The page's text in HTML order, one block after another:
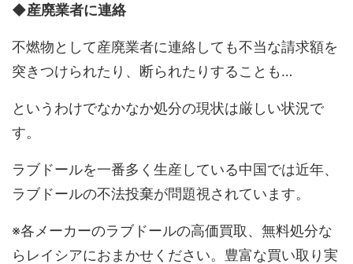
◆産廃業者に連絡
不燃物として産廃業者に連絡しても不当な請求額を
突きつけられたり、断られたりすることも…
というわけでなかなか処分の現状は厳しい状況で
す。
ラブドールを一番多く生産している中国では近年、
ラブドールの不法投棄が問題視されています。
※各メーカーのラブドールの高価買取、無料処分な
らレイシアにおまかせください。豊富な買い取り実